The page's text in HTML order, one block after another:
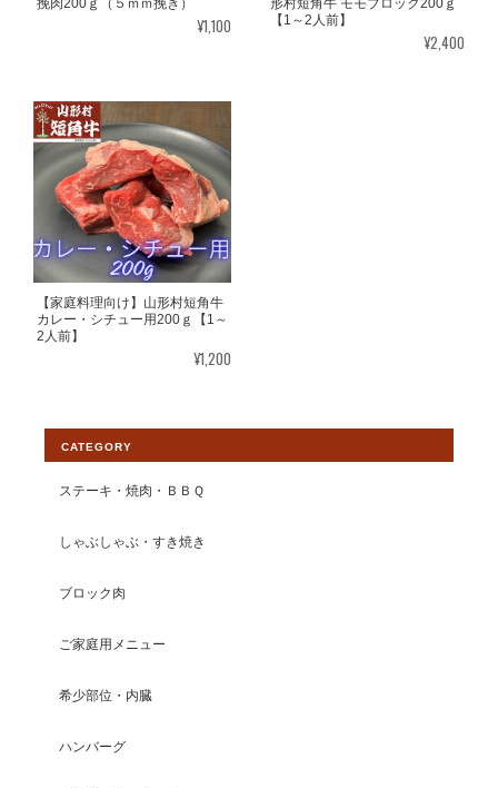
¥1,100
【1～2人前】
¥2,400
【家庭料理向け】山形村短角牛
カレー・シチュー用200ｇ【1～
2人前】
¥1,200
CATEGORY
ステーキ・焼肉・ＢＢＱ
しゃぶしゃぶ・すき焼き
ブロック肉
ご家庭用メニュー
希少部位・内臓
ハンバーグ